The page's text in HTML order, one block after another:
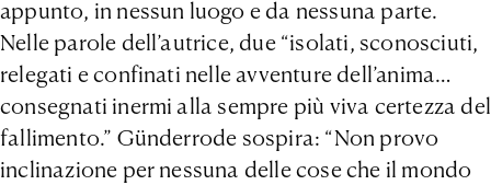
appunto, in nessun luogo e da nessuna parte.
Nelle parole dell’autrice, due “isolati, sconosciuti,
relegati e confinati nelle avventure dell’anima…
consegnati inermi alla sempre più viva certezza del
fallimento.” Günderrode sospira: “Non provo
inclinazione per nessuna delle cose che il mondo